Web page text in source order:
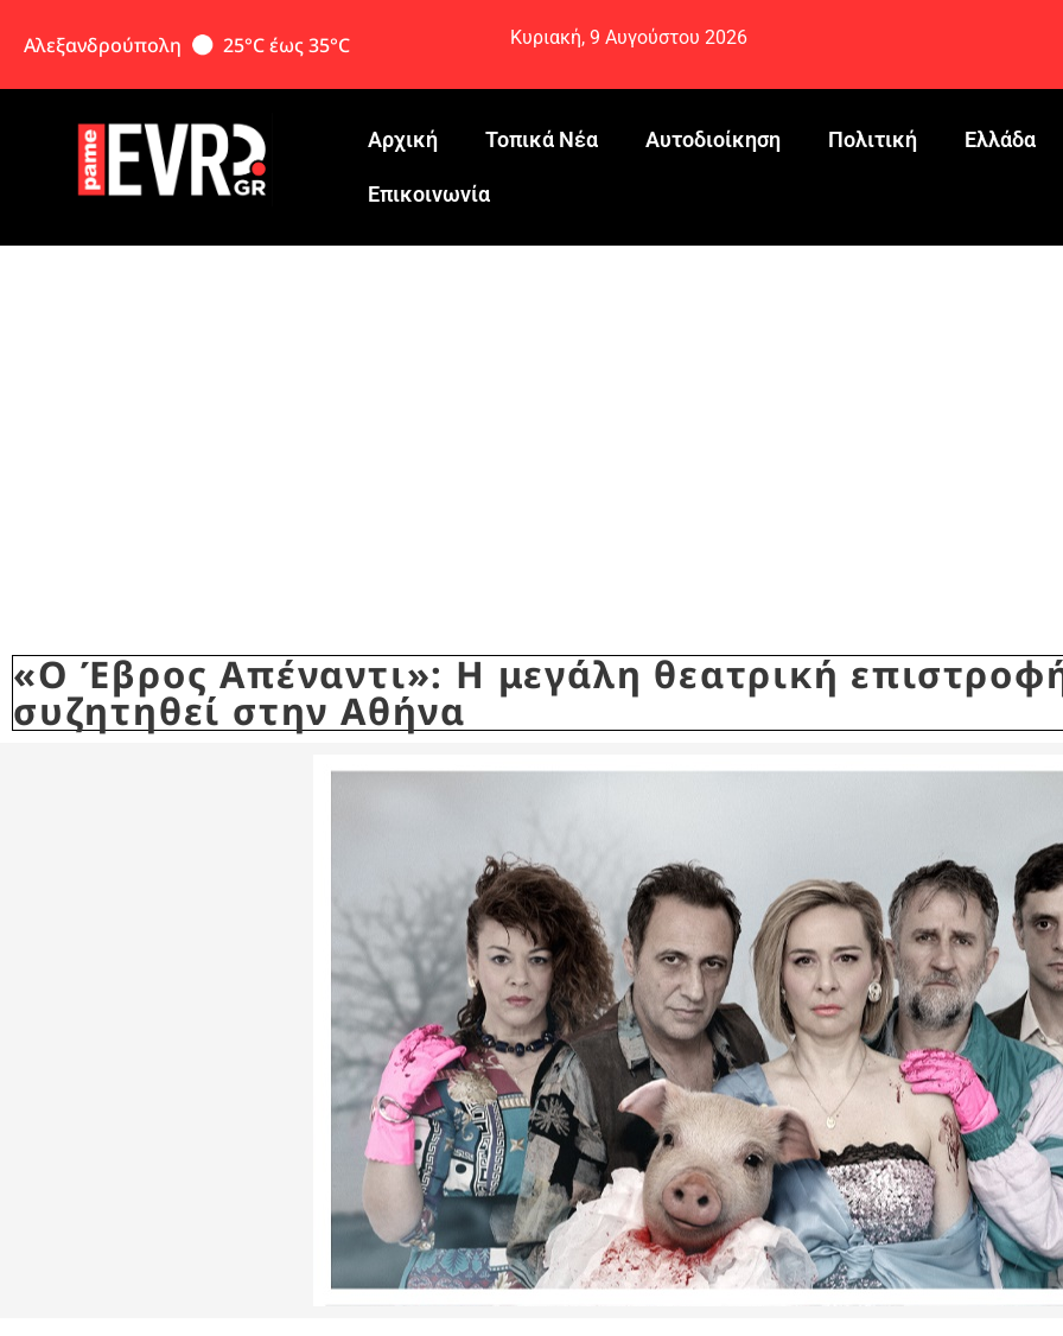
Αλεξανδρούπολη 25°C έως 35°C Κυριακή, 9 Αυγούστου 2026
Αρχική Τοπικά Νέα Αυτοδιοίκηση Πολιτική Ελλάδα
Eπικοινωνία
«Ο Έβρος Απέναντι»: Η μεγάλη θεατρική
συζητηθεί στην Αθήνα